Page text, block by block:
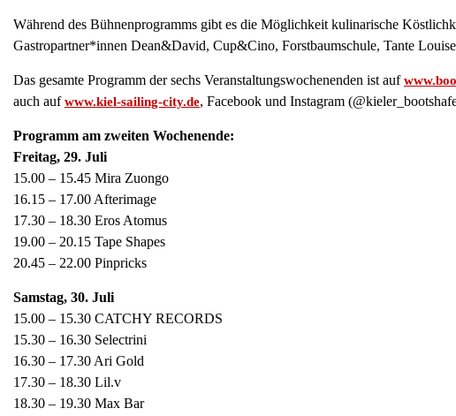
Während des Bühnenprogramms gibt es die Möglichkeit kulinarische
Gastropartner*innen Dean&David, Cup&Cino, Forstbaumschule, Tante
Das gesamte Programm der sechs Veranstaltungswochenenden ist auf
auch aufwww.kiel-sailing-city.de, Facebook und Instagram
Programm am zweiten Wochenende:
Freitag, 29. Juli
15.00 – 15.45 Mira Zuongo
16.15 – 17.00 Afterimage
17.30 – 18.30 Eros Atomus
19.00 – 20.15 Tape Shapes
20.45 – 22.00 Pinpricks
Samstag, 30. Juli
15.00 – 15.30 CATCHY RECORDS
15.30 – 16.30 Selectrini
16.30 – 17.30 Ari Gold
17.30 – 18.30 Lil.v
18.30 – 19.30 Max Bar